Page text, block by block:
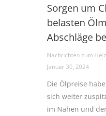
Sorgen um
belasten
Abschläge
Nachrichten zum
Januar 30, 2024
Die Ölpreise
sich weiter
im Nahen und